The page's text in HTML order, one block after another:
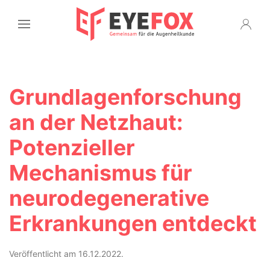
Grundlagenforschung
an der Netzhaut:
Potenzieller
Mechanismus für
neurodegenerative
Erkrankungen entdeckt
Veröffentlicht am 16.12.2022.